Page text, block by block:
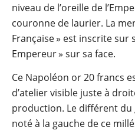
niveau de l’oreille de
couronne de laurier. La
Française » est inscrite sur
Empereur » sur sa face.
Ce Napoléon or 20 francs
d’atelier visible juste à
production. Le différent
noté à la gauche de ce